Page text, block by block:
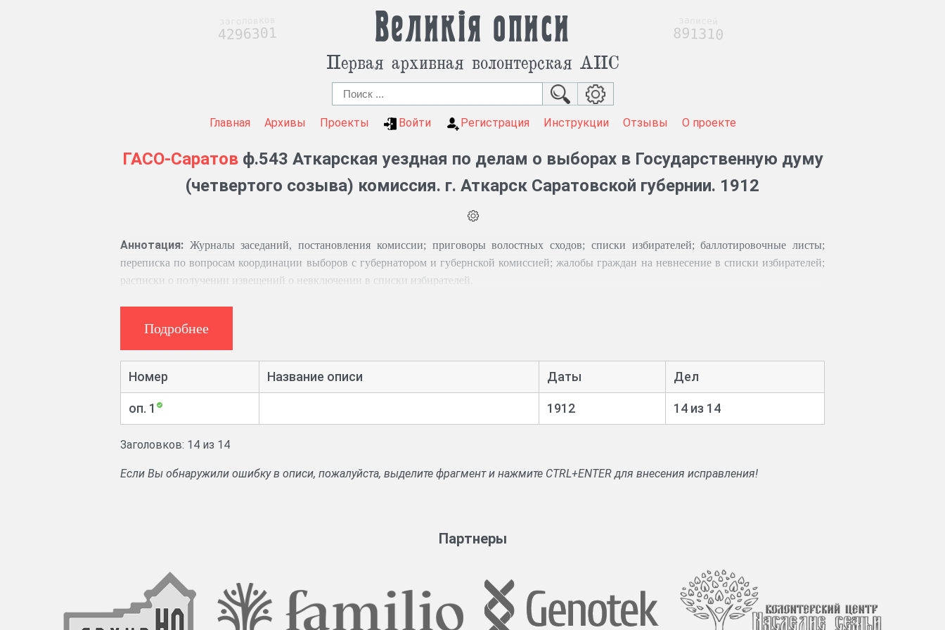
Великія описи
Первая архивная волонтерская АИС
Главная Архивы Проекты Войти Регистрация Инструкции Отзывы О проекте
ГАСО-Саратовф.543 Аткарская уездная по делам о выборах в Государственную думу
(четвертого созыва) комиссия. г. Аткарск Саратовской губернии. 1912
Аннотация: Журналы заседаний, постановления комиссии; приговоры волостных сходов; списки избирателей; баллотировочные листы;
переписка по вопросам координации выборов с губернатором и губернской комиссией; жалобы граждан на невнесение в списки избирателей;
расписки о получении извещений о невключении в списки избирателей.
Подробнее
Номер Название описи Даты Дел
оп. 1 1912 14 из 14
Заголовков: 14 из 14
Если Вы обнаружили ошибку в описи, пожалуйста, выделите фрагмент и нажмите CTRL+ENTER для внесения исправления!
Партнеры
4296301 891310